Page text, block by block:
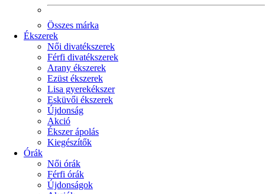
Összes márka
Ékszerek
Női divatékszerek
Férfi divatékszerek
Arany ékszerek
Ezüst ékszerek
Lisa gyerekékszer
Esküvői ékszerek
Újdonság
Akció
Ékszer ápolás
Kiegészítők
Órák
Női órák
Férfi órák
Újdonságok